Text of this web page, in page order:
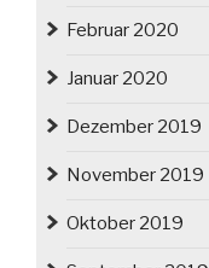
Februar 2020
Januar 2020
Dezember 2019
November 2019
Oktober 2019